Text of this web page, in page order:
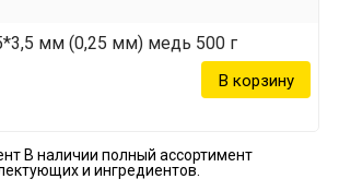
мм (0,25 мм) медь 500 г
В наличии полный ассортимент
и ингредиентов.